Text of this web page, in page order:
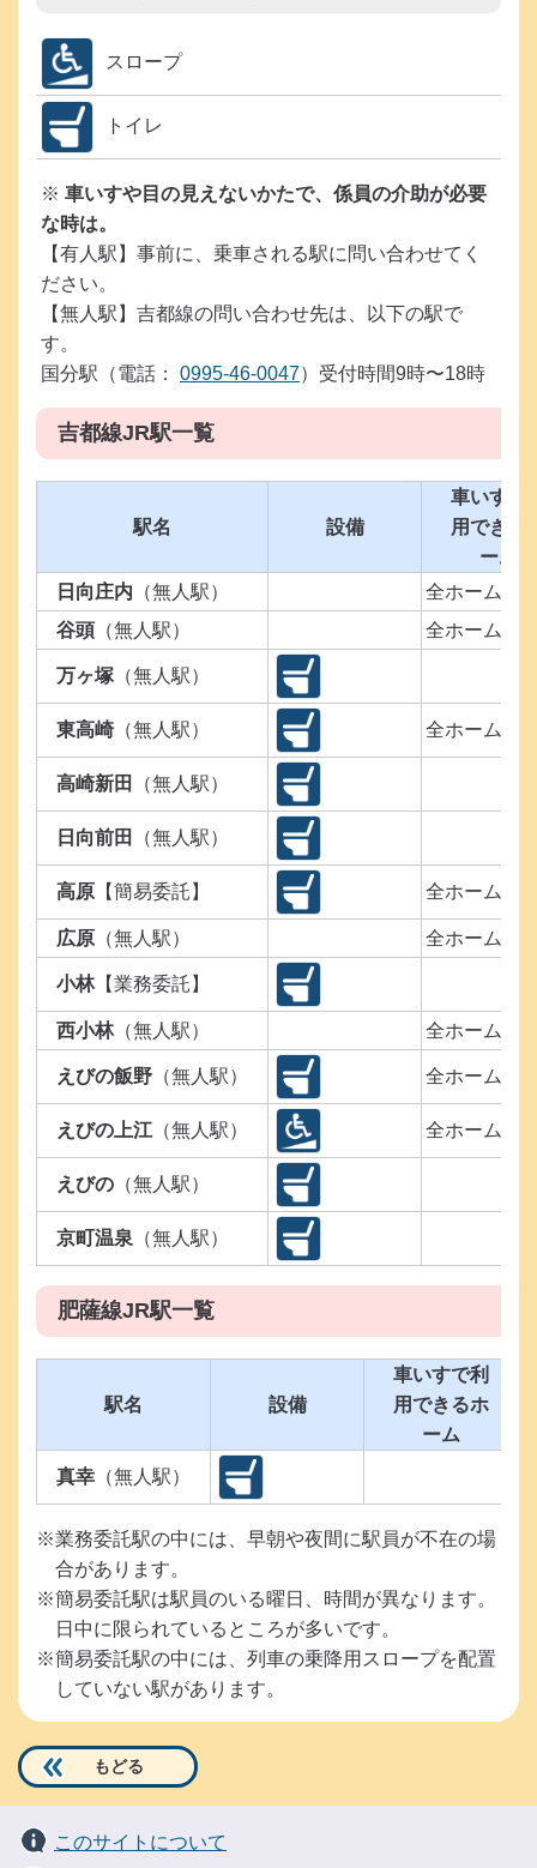
スロープ
トイレ
※ 車いすや目の見えないかたで、係員の介助が必要
な時は。
【有人駅】事前に、乗車される駅に問い合わせてく
ださい。
【無人駅】吉都線の問い合わせ先は、以下の駅で
す。
国分駅（電話： 0995-46-0047）受付時間9時〜18時
吉都線JR駅一覧
駅名 設備
車いすで
用できる
ーム
日向庄内 （無人駅）
全ホーム
谷頭 （無人駅） 全ホーム
万ヶ塚 （無人駅）
東高崎（無人駅） 全ホーム
高崎新田 （無人駅）
日向前田 （無人駅）
高原 【簡易委託】 全ホーム
広原 （無人駅） 全ホーム
小林【業務委託】
西小林（無人駅） 全ホーム
えびの飯野 （無人駅） 全ホーム
えびの上江 （無人駅） 全ホーム
えびの （無人駅）
京町温泉 （無人駅）
肥薩線JR駅一覧
駅名 設備
車いすで利
用できるホ
ーム
真幸 （無人駅）
※業務委託駅の中には、早朝や夜間に駅員が不在の場
合があります。
※簡易委託駅は駅員のいる曜日、時間が異なります。
日中に限られているところが多いです。
※簡易委託駅の中には、列車の乗降用スロープを配置
していない駅があります。
もどる
このサイトについて